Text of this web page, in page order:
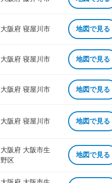
大阪府 寝屋川市 地図で見る
大阪府 寝屋川市 地図で見る
大阪府 寝屋川市 地図で見る
大阪府 寝屋川市 地図で見る
大阪府 大阪市生
野区
地図で見る